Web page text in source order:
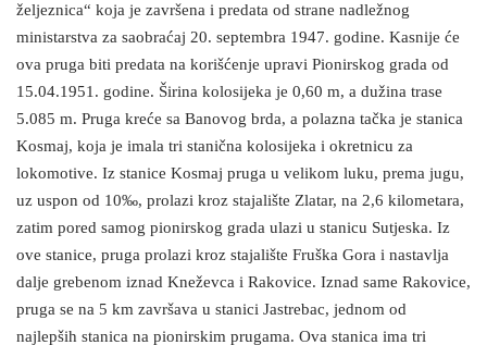
željeznica“ koja je završena i predata od strane nadležnog
ministarstva za saobraćaj 20. septembra 1947. godine. Kasnije će
ova pruga biti predata na korišćenje upravi Pionirskog grada od
15.04.1951. godine. Širina kolosijeka je 0,60 m, a dužina trase
5.085 m. Pruga kreće sa Banovog brda, a polazna tačka je stanica
Kosmaj, koja je imala tri stanična kolosijeka i okretnicu za
lokomotive. Iz stanice Kosmaj pruga u velikom luku, prema jugu,
uz uspon od 10‰, prolazi kroz stajalište Zlatar, na 2,6 kilometara,
zatim pored samog pionirskog grada ulazi u stanicu Sutjeska. Iz
ove stanice, pruga prolazi kroz stajalište Fruška Gora i nastavlja
dalje grebenom iznad Kneževca i Rakovice. Iznad same Rakovice,
pruga se na 5 km završava u stanici Jastrebac, jednom od
najlepših stanica na pionirskim prugama. Ova stanica ima tri